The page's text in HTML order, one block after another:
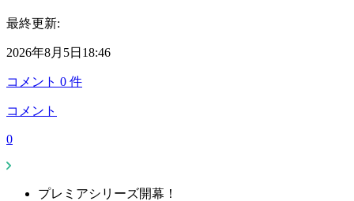
最終更新:
2026年8月5日18:46
コメント 0 件
コメント
0
プレミアシリーズ開幕！